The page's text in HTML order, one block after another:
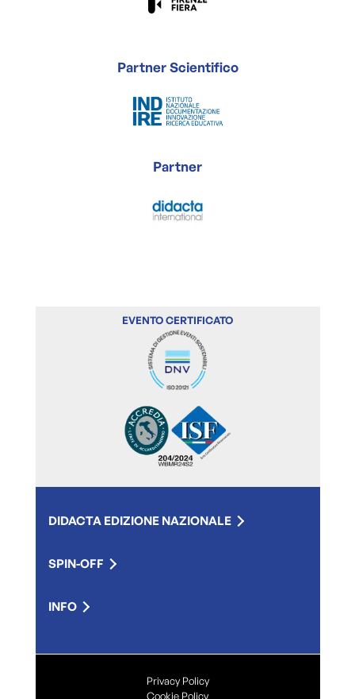
Partner Scientifico
Partner
EVENTO CERTIFICATO
DIDACTA EDIZIONE NAZIONALE
SPIN-OFF
INFO
Privacy Policy
Cookie Policy